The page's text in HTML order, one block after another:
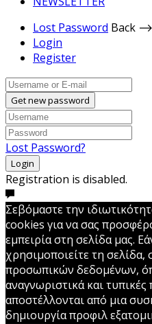
Lost Password Back ⟶
Login
Register
Get new password
Lost Password?
Login
Registration is disabled.
Σεβόμαστε την
cookies για να σας
εμπειρία στη σελίδα μας.
χρησιμοποιείτε τη σελίδα,
προσωπικών δεδομένων,
αναγνωριστικά και
αποστέλλονται από μια
δημιουργία προφιλ